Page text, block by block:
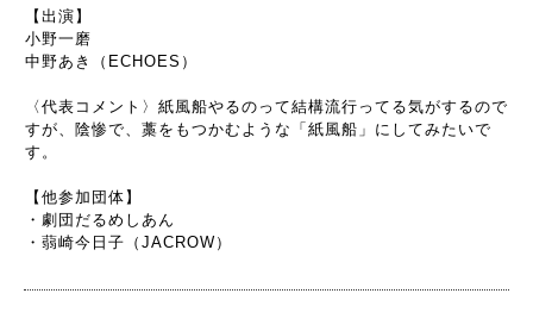
【出演】
小野一磨
中野あき（ECHOES）
〈代表コメント〉紙風船やるのって結構流行ってる気がするので
すが、陰惨で、藁をもつかむような「紙風船」にしてみたいで
す。
【他参加団体】
・劇団だるめしあん
・蒻崎今日子（JACROW）